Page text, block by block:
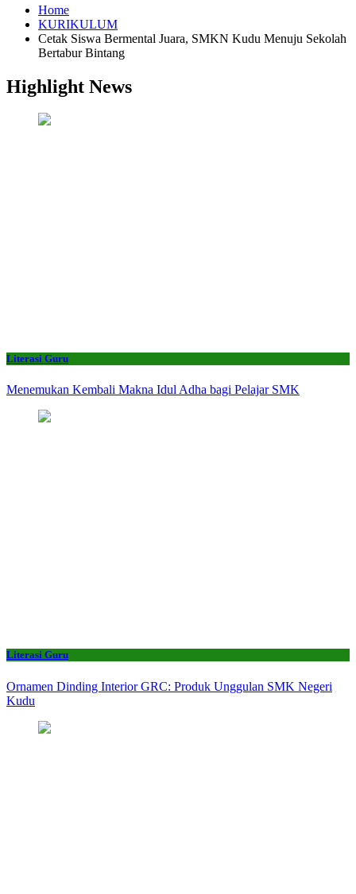
Home
KURIKULUM
Cetak Siswa Bermental Juara, SMKN Kudu Menuju Sekolah
Bertabur Bintang
Highlight News
Literasi Guru
Menemukan Kembali Makna Idul Adha bagi Pelajar SMK
Literasi Guru
Ornamen Dinding Interior GRC: Produk Unggulan SMK Negeri
Kudu